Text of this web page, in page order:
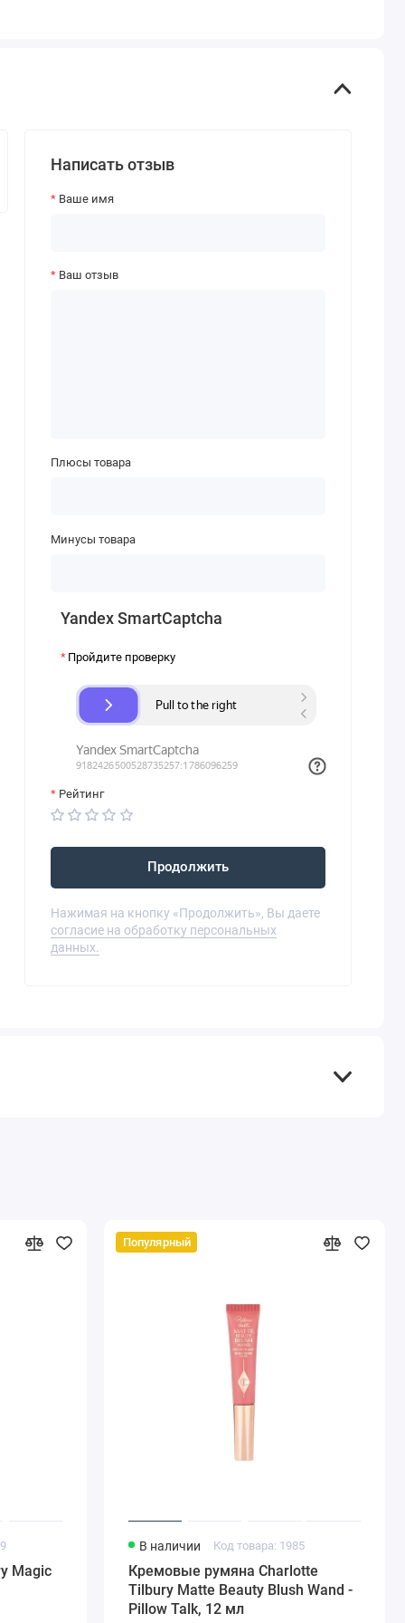
Написать отзыв
Ваше имя
Ваш отзыв
Плюсы товара
Минусы товара
Yandex SmartCaptcha
Пройдите проверку
Рейтинг
Продолжить
Нажимая на кнопку «Продолжить», Вы даете
согласие на обработку персональных
данных.
Magic
Популярный
В наличии Код товара: 1985
Кремовые румяна Charlotte
Tilbury Matte Beauty Blush Wand -
Pillow Talk, 12 мл